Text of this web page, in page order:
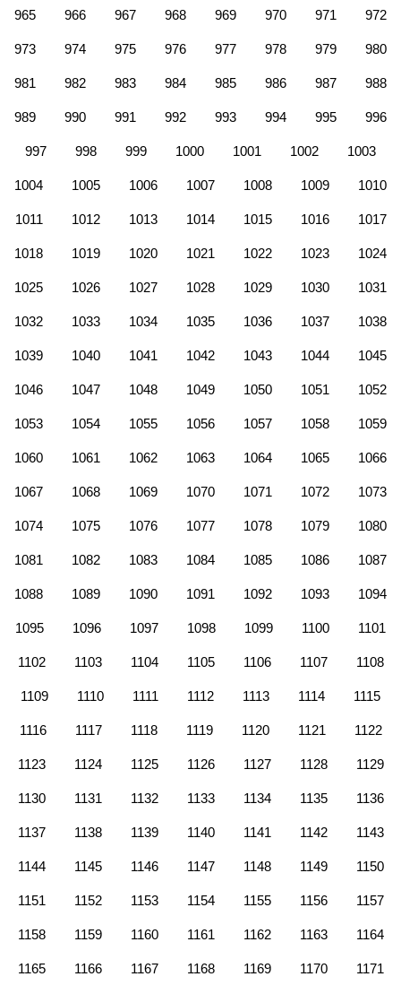
965 966 967 968 969 970 971 972
973 974 975 976 977 978 979 980
981 982 983 984 985 986 987 988
989 990 991 992 993 994 995 996
997 998 999 1000 1001 1002 1003
1004 1005 1006 1007 1008 1009 1010
1011 1012 1013 1014 1015 1016 1017
1018 1019 1020 1021 1022 1023 1024
1025 1026 1027 1028 1029 1030 1031
1032 1033 1034 1035 1036 1037 1038
1039 1040 1041 1042 1043 1044 1045
1046 1047 1048 1049 1050 1051 1052
1053 1054 1055 1056 1057 1058 1059
1060 1061 1062 1063 1064 1065 1066
1067 1068 1069 1070 1071 1072 1073
1074 1075 1076 1077 1078 1079 1080
1081 1082 1083 1084 1085 1086 1087
1088 1089 1090 1091 1092 1093 1094
1095 1096 1097 1098 1099 1100 1101
1102 1103 1104 1105 1106 1107 1108
1109 1110 1111 1112 1113 1114 1115
1116 1117 1118 1119 1120 1121 1122
1123 1124 1125 1126 1127 1128 1129
1130 1131 1132 1133 1134 1135 1136
1137 1138 1139 1140 1141 1142 1143
1144 1145 1146 1147 1148 1149 1150
1151 1152 1153 1154 1155 1156 1157
1158 1159 1160 1161 1162 1163 1164
1165 1166 1167 1168 1169 1170 1171